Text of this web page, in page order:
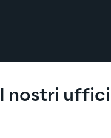
I nostri uffici